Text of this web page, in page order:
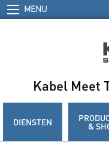
MENU
Kabel Meet
DIENSTEN &